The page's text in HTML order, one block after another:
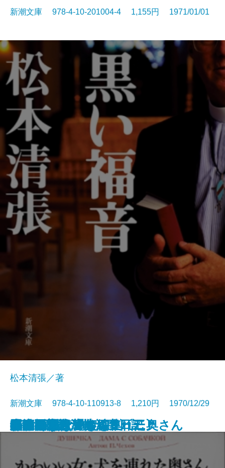
モーパッサン短編集〔三〕
ゼロの焦点
水いらず
モーパッサン短編集〔二〕
おごそかな渇き
モーパッサン短編集〔一〕
居酒屋
白痴〔上〕
白痴〔下〕
新潮文庫 978-4-10-201004-4 1,155円 1971/01/01
黒い福音
松本清張／著
新潮文庫 978-4-10-110913-8 1,210円 1970/12/29
かわいい女・犬を連れた奥さん
第四間氷期
遅れてきた青年
おさん
眠狂四郎殺法帖〔下〕
眠狂四郎殺法帖〔上〕
黒い雨
半生の記
牛肉と馬鈴薯・酒中日記
飢餓同盟